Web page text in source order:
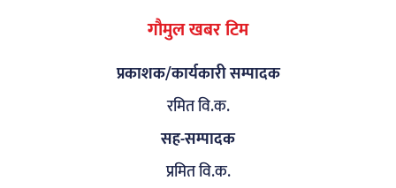
गौमुल खबर टिम
प्रकाशक/कार्यकारी सम्पादक
रमित वि.क.
सह-सम्पादक
प्रमित वि.क.